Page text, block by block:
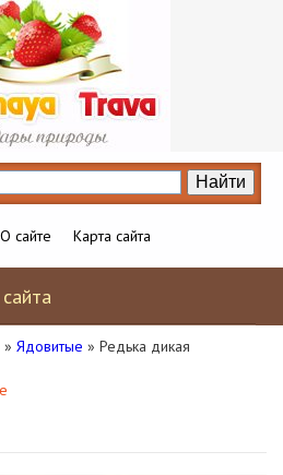
О сайте Карта сайта
» Ядовитые » Редька дикая